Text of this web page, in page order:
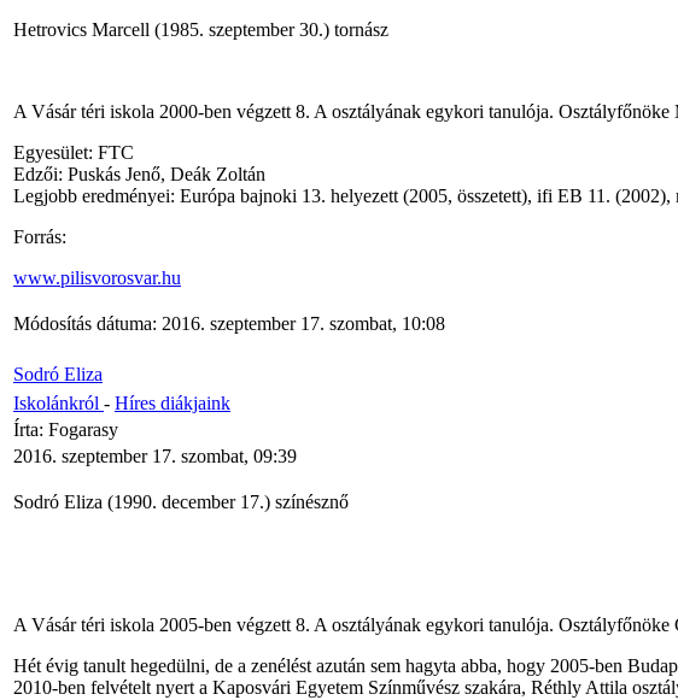
Hetrovics Marcell (1985. szeptember 30.) tornász
A Vásár téri iskola 2000-ben végzett 8. A osztályának egykori tanulója.
Egyesület: FTC
Edzői: Puskás Jenő, Deák Zoltán
Legjobb eredményei: Európa bajnoki 13. helyezett (2005, összetett), ifi EB 11.
Forrás:
www.pilisvorosvar.hu
Módosítás dátuma: 2016. szeptember 17. szombat, 10:08
Sodró Eliza
Iskolánkról - Híres diákjaink
Írta: Fogarasy
2016. szeptember 17. szombat, 09:39
Sodró Eliza (1990. december 17.) színésznő
A Vásár téri iskola 2005-ben végzett 8. A osztályának egykori tanulója. Osztályfőnöke
Hét évig tanult hegedülni, de a zenélést azután sem hagyta abba, hogy 2005-ben
2010-ben felvételt nyert a Kaposvári Egyetem Színművész szakára, Réthly Attila